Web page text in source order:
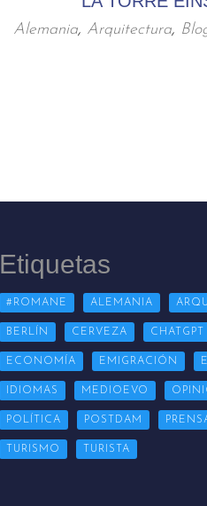
Alemania, Arquitectura,
Etiquetas
#ROMANE ALEMANIA
BERLÍN CERVEZA CHATGPT
ECONOMÍA EMIGRACIÓN
IDIOMAS MEDIOEVO
POLÍTICA POSTDAM
TURISMO TURISTA